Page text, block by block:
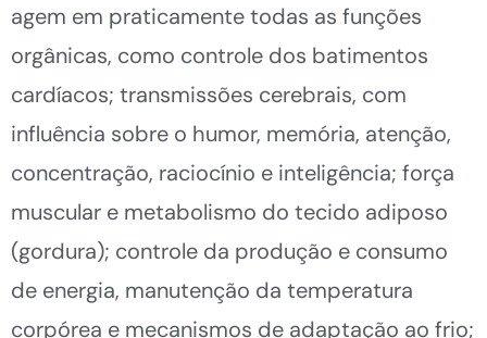
agem em praticamente todas as funções
orgânicas, como controle dos batimentos
cardíacos; transmissões cerebrais, com
influência sobre o humor, memória, atenção,
concentração, raciocínio e inteligência; força
muscular e metabolismo do tecido adiposo
(gordura); controle da produção e consumo
de energia, manutenção da temperatura
corpórea e mecanismos de adaptação ao frio;